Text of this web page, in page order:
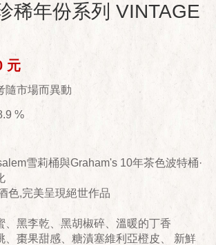
稀年份系列 VINTAGE
元
隨市場而異動
%
雪莉桶與Graham's 10年茶色波特桶·
色,完美呈現絕世作品
、黑李乾、黑胡椒碎、溫暖的丁香
、棗果甜感、糖漬塞維利亞橙皮、 新鮮